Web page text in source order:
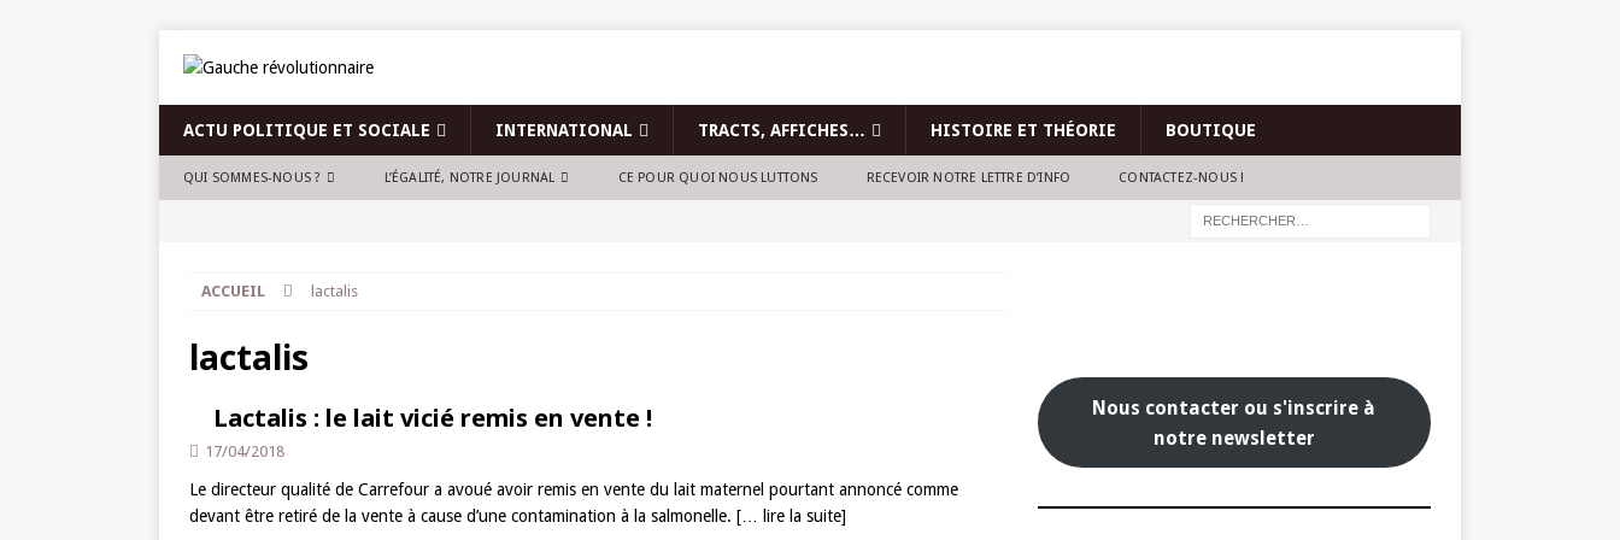
ACTU POLITIQUE ET SOCIALE INTERNATIONAL TRACTS, AFFICHES… HISTOIRE ET THÉORIE BOUTIQUE
QUI SOMMES-NOUS ? L’ÉGALITÉ, NOTRE JOURNAL CE POUR QUOI NOUS LUTTONS RECEVOIR NOTRE LETTRE D’INFO CONTACTEZ-NOUS !
ACCUEIL lactalis
lactalis
Lactalis : le lait vicié remis en vente !
17/04/2018
Le directeur qualité de Carrefour a avoué avoir remis en vente du lait maternel pourtant annoncé comme
devant être retiré de la vente à cause d’une contamination à la salmonelle. [… lire la suite]
Nous contacter ou s'inscrire à
notre newsletter